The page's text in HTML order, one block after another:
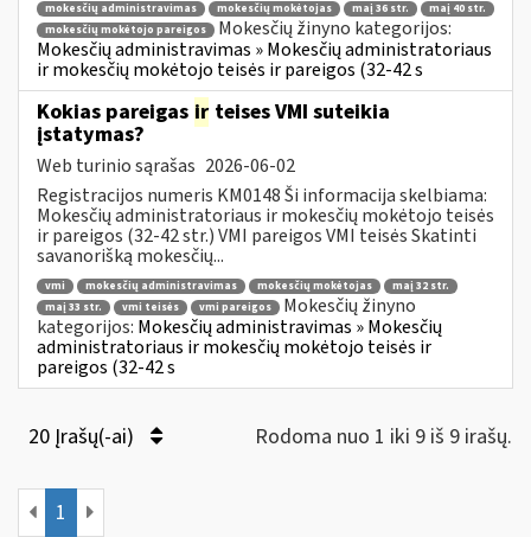
mokesčių administravimas mokesčių mokėtojas maį 36 str.
maį 40 str.
mokesčių mokėtojo pareigos
Mokesčių žinyno kategorijos:
Mokesčių administravimas » Mokesčių administratoriaus
ir mokesčių mokėtojo teisės ir pareigos (32-42 s
Kokias pareigas ir teises VMI suteikia
įstatymas?
Web turinio sąrašas 2026-06-02
Registracijos numeris KM0148 Ši informacija skelbiama:
Mokesčių administratoriaus ir mokesčių mokėtojo teisės
ir pareigos (32-42 str.) VMI pareigos VMI teisės Skatinti
savanorišką mokesčių...
vmi mokesčių administravimas mokesčių mokėtojas
maį 32 str.
maį 33 str.
vmi teisės vmi pareigos
Mokesčių žinyno
kategorijos: Mokesčių administravimas » Mokesčių
administratoriaus ir mokesčių mokėtojo teisės ir
pareigos (32-42 s
20 Įrašų(-ai) Rodoma nuo 1 iki 9 iš 9 irašų.
1